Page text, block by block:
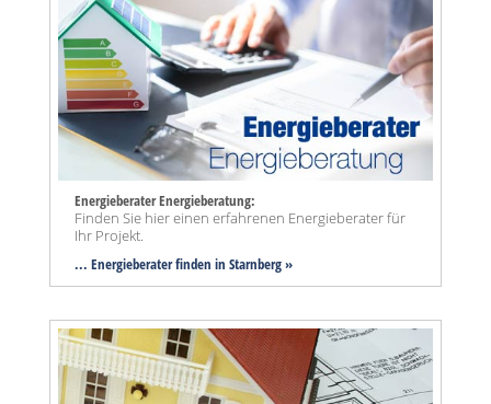
Energieberater Energieberatung:
Finden Sie hier einen erfahrenen Energieberater für
Ihr Projekt.
... Energieberater finden in Starnberg »